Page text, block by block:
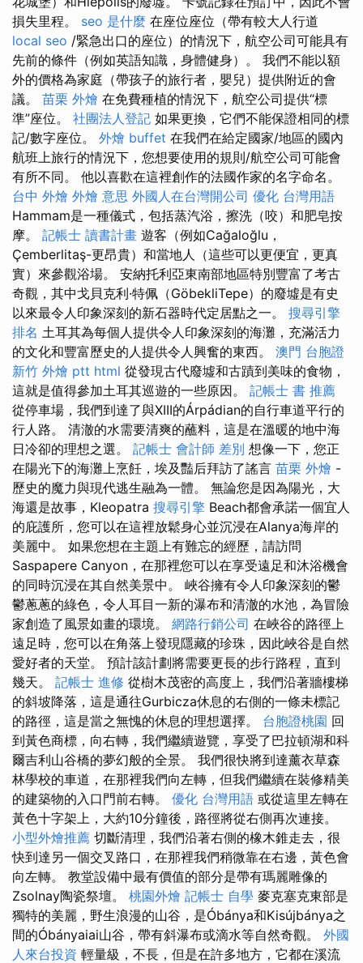
損失里程。 seo 是什麼 在座位座位（帶有較大人行道
local seo /緊急出口的座位）的情況下，航空公司可能具有
先前的條件（例如英語知識，身體健身）。 我們不能以額
外的價格為家庭（帶孩子的旅行者，嬰兒）提供附近的會
議。 苗栗 外燴 在免費種植的情況下，航空公司提供“標
準”座位。 社團法人登記 如果更換，它們不能保證相同的標
記/數字座位。 外燴 buffet 在我們在給定國家/地區的國內
航班上旅行的情況下，您想要使用的規則/航空公司可能會
有所不同。 他以喜歡在這裡創作的法國作家的名字命名。
台中 外燴 外燴 意思 外國人在台灣開公司 優化 台灣用語
Hammam是一種儀式，包括蒸汽浴，擦洗（咬）和肥皂按
摩。 記帳士 讀書計畫 遊客（例如Cağaloğlu，
Çemberlitaş-更昂貴）和當地人（這些可以更便宜，更真
實）來參觀浴場。 安納托利亞東南部地區特別豐富了考古
奇觀，其中戈貝克利·特佩（GöbekliTepe）的廢墟是有史
以來最令人印象深刻的新石器時代定居點之一。 搜尋引擎
排名 土耳其為每個人提供令人印象深刻的海灘，充滿活力
的文化和豐富歷史的人提供令人興奮的東西。 澳門 台胞證
新竹 外燴 ptt html 從發現古代廢墟和古蹟到美味的食物，
這就是值得參加土耳其巡遊的一些原因。 記帳士 書 推薦
從停車場，我們到達了與XIII的Árpádian的自行車道平行的
行人路。 清澈的水需要清爽的蘸料，這是在溫暖的地中海
日冷卻的理想之選。 記帳士 會計師 差別 想像一下，您正
在陽光下的海灘上烹飪，埃及豔后拜訪了謠言 苗栗 外燴 -
歷史的魔力與現代逃生融為一體。 無論您是因為陽光，大
海還是故事，Kleopatra 搜尋引擎 Beach都會承諾一個宜人
的庇護所，您可以在這裡放鬆身心並沉浸在Alanya海岸的
美麗中。 如果您想在主題上有難忘的經歷，請訪問
Saspapere Canyon，在那裡您可以在享受遠足和沐浴機會
的同時沉浸在其自然美景中。 峽谷擁有令人印象深刻的鬱
鬱蔥蔥的綠色，令人耳目一新的瀑布和清澈的水池，為冒險
家創造了風景如畫的環境。 網路行銷公司 在峽谷的路徑上
遠足時，您可以在角落上發現隱藏的珍珠，因此峽谷是自然
愛好者的天堂。 預計該計劃將需要更長的步行路程，直到
幾天。 記帳士 進修 從樹木茂密的高度上，我們沿著牆樓梯
的斜坡降落，這是通往Gurbicza休息的右側的一條未標記
的路徑，這是當之無愧的休息的理想選擇。 台胞證桃園 回
到黃色商標，向右轉，我們繼續遊覽，享受了巴拉頓湖和科
爾吉利山谷橋的夢幻般的全景。 我們很快將到達薰衣草森
林學校的車道，在那裡我們向左轉，但我們繼續在裝修精美
的建築物的入口門前右轉。 優化 台灣用語 或從這里左轉在
黃色十字架上，大約10分鐘後，路徑將從右側再次連接。
小型外燴推薦 切斷清理，我們沿著右側的橡木錐走去，很
快到達另一個交叉路口，在那裡我們稍微靠在右邊，黃色會
向左轉。 教堂設備中最有價值的部分是帶有瑪麗雕像的
Zsolnay陶瓷祭壇。 桃園外燴 記帳士 自學 麥克塞克東部是
獨特的美麗，野生浪漫的山谷，是Óbánya和Kisújbánya之
間的Óbányaiai山谷，帶有斜瀑布或滴水等自然奇觀。 外國
人來台投資 輕量級，不長，但是在許多地方，它都在溪流